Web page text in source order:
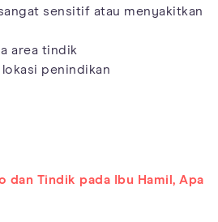
sensitif atau menyakitkan
area tindik
penindikan
dan Tindik pada Ibu Hamil, Apa